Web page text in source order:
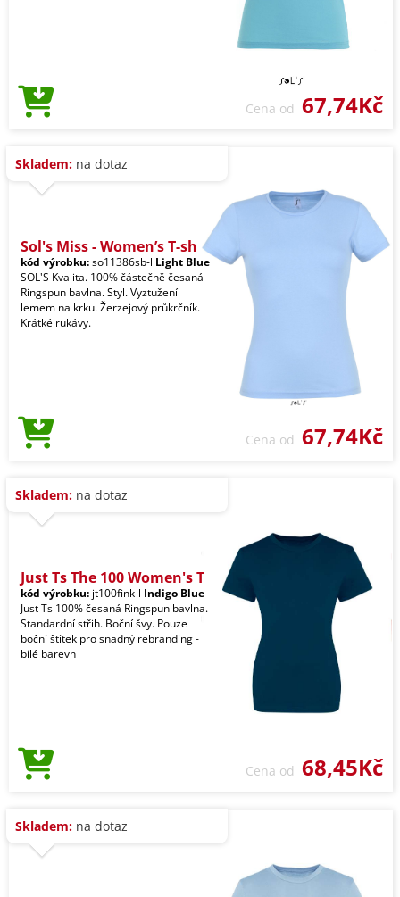
Cena od 67,74Kč
Skladem: na dotaz
Sol's Miss - Women’s T-sh
kód výrobku:so11386sb-l Light Blue
SOL'S Kvalita. 100% částečně česaná
Ringspun bavlna. Styl. Vyztužení
lemem na krku. Žerzejový průkrčník.
Krátké rukávy.
Cena od 67,74Kč
Skladem: na dotaz
Just Ts The 100 Women's T
kód výrobku: jt100fink-l Indigo Blue
Just Ts 100% česaná Ringspun bavlna.
Standardní střih. Boční švy. Pouze
boční štítek pro snadný rebranding -
bílé barevn
Cena od 68,45Kč
Skladem: na dotaz